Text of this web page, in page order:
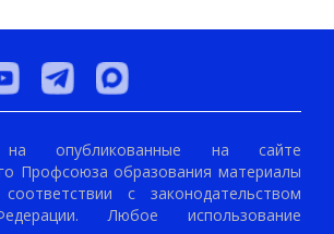
опубликованные на сайте
Профсоюза образования материалы
с законодательством
Любое использование